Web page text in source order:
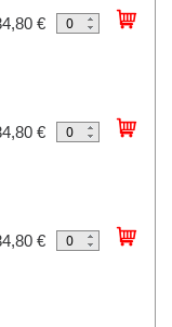
€
€
€